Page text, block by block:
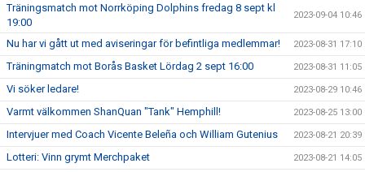
Träningsmatch mot Norrköping Dolphins fredag 8 sept kl
19:00
2023-09-04 10:46
Nu har vi gått ut med aviseringar för befintliga medlemmar! 2023-08-31 17:10
Träningmatch mot Borås Basket Lördag 2 sept 16:00 2023-08-31 11:05
Vi söker ledare! 2023-08-29 10:46
Varmt välkommen ShanQuan "Tank" Hemphill! 2023-08-25 13:00
Intervjuer med Coach Vicente Beleña och William Gutenius 2023-08-21 20:39
Lotteri: Vinn grymt Merchpaket 2023-08-21 14:05